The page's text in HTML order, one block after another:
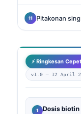
Pitakonan
⚡ Ringkesan Cepet
v1.0 — 12 April
Dosis biotin